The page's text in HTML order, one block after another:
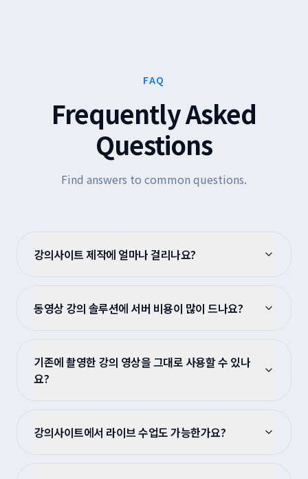
FAQ
Frequently Asked
Questions
Find answers to common questions.
강의사이트 제작에 얼마나 걸리나요?
동영상 강의 솔루션에 서버 비용이 많이 드나요?
기존에 촬영한 강의 영상을 그대로 사용할 수 있나
요?
강의사이트에서 라이브 수업도 가능한가요?